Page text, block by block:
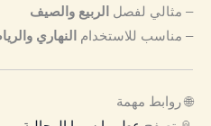
– مثالي لفصل
الربيع والصيف
– مناسب للاستخدام
النهاري
🌐 روابط مهمة